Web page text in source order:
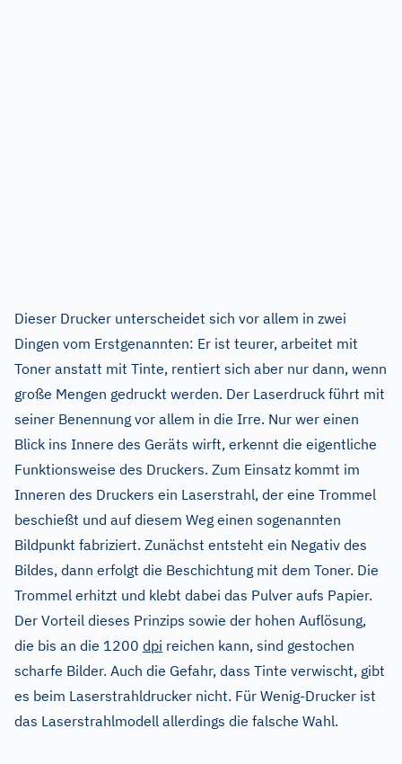
Dieser Drucker unterscheidet sich vor allem in zwei
Dingen vom Erstgenannten: Er ist teurer, arbeitet mit
Toner anstatt mit Tinte, rentiert sich aber nur dann, wenn
große Mengen gedruckt werden. Der Laserdruck führt mit
seiner Benennung vor allem in die Irre. Nur wer einen
Blick ins Innere des Geräts wirft, erkennt die eigentliche
Funktionsweise des Druckers. Zum Einsatz kommt im
Inneren des Druckers ein Laserstrahl, der eine Trommel
beschießt und auf diesem Weg einen sogenannten
Bildpunkt fabriziert. Zunächst entsteht ein Negativ des
Bildes, dann erfolgt die Beschichtung mit dem Toner. Die
Trommel erhitzt und klebt dabei das Pulver aufs Papier.
Der Vorteil dieses Prinzips sowie der hohen Auflösung,
die bis an die 1200 dpi reichen kann, sind gestochen
scharfe Bilder. Auch die Gefahr, dass Tinte verwischt, gibt
es beim Laserstrahldrucker nicht. Für Wenig-Drucker ist
das Laserstrahlmodell allerdings die falsche Wahl.